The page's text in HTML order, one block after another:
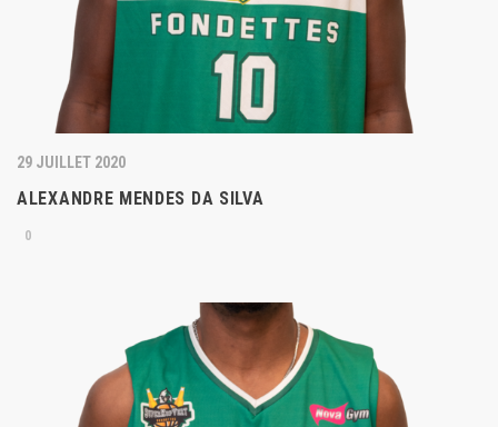
29 JUILLET 2020
ALEXANDRE MENDES DA SILVA
0